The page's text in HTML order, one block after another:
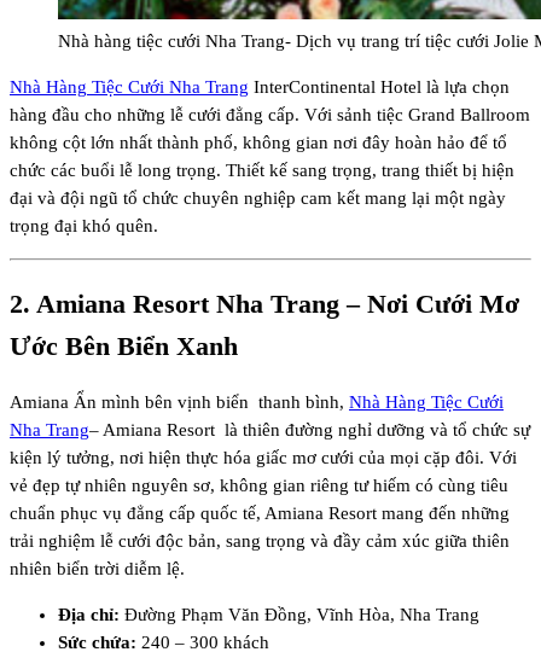
Nhà hàng tiệc cưới Nha Trang- Dịch vụ trang trí tiệc cưới Jolie
Nhà Hàng Tiệc Cưới Nha Trang InterContinental Hotel là lựa chọn
hàng đầu cho những lễ cưới đẳng cấp. Với sảnh tiệc Grand Ballroom
không cột lớn nhất thành phố, không gian nơi đây hoàn hảo để tổ
chức các buổi lễ long trọng. Thiết kế sang trọng, trang thiết bị hiện
đại và đội ngũ tổ chức chuyên nghiệp cam kết mang lại một ngày
trọng đại khó quên.
2. Amiana Resort Nha Trang – Nơi Cưới Mơ
Ước Bên Biển Xanh
Amiana Ẩn mình bên vịnh biển thanh bình, Nhà Hàng Tiệc Cưới
Nha Trang– Amiana Resort là thiên đường nghỉ dưỡng và tổ chức sự
kiện lý tưởng, nơi hiện thực hóa giấc mơ cưới của mọi cặp đôi. Với
vẻ đẹp tự nhiên nguyên sơ, không gian riêng tư hiếm có cùng tiêu
chuẩn phục vụ đẳng cấp quốc tế, Amiana Resort mang đến những
trải nghiệm lễ cưới độc bản, sang trọng và đầy cảm xúc giữa thiên
nhiên biển trời diễm lệ.
Địa chỉ: Đường Phạm Văn Đồng, Vĩnh Hòa, Nha Trang
Sức chứa: 240 – 300 khách